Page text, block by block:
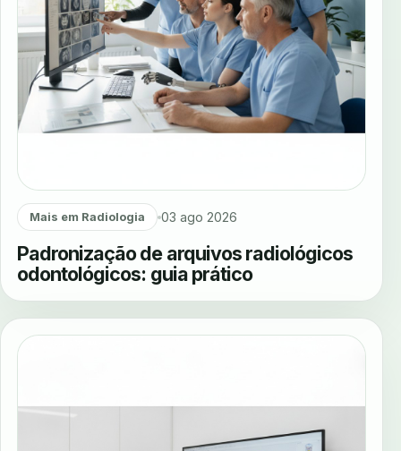
Mais em Radiologia 03 ago 2026
Padronização de arquivos radiológicos
odontológicos: guia prático